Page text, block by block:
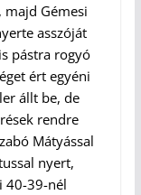
majd Gémesi
asszóját
pástra rogyó
ért egyéni
állt be, de
rendre
Mátyással
nyert,
40-39-nél